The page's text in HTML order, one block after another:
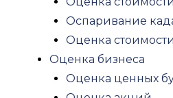
Оспаривание
Оценка
Оценка бизнеса
Оценка ценных
Рецензия на
Оценка для
Оценка
Судебная оценка
Оценка